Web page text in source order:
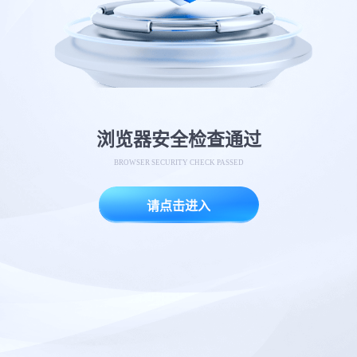
浏览器安全检查通过
BROWSER SECURITY CHECK PASSED
请点击进入